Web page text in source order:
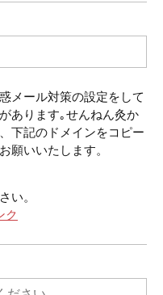
メール対策の設定をして
あります｡せんねん灸か
下記のドメインをコピー
願いいたします。
い。
ク